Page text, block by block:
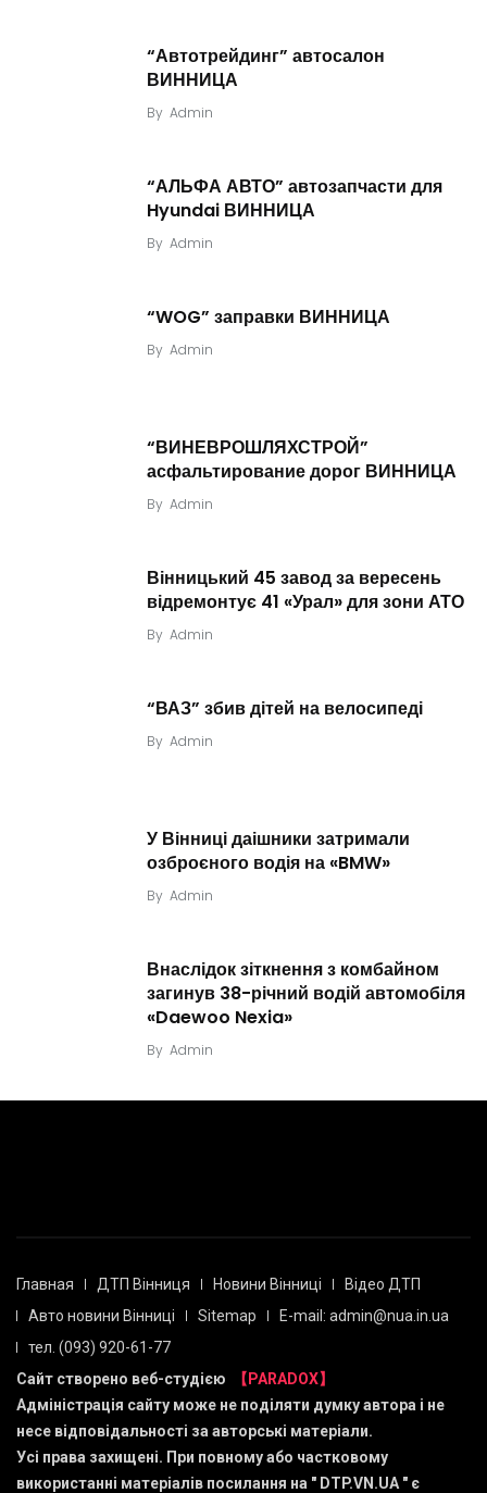
“Автотрейдинг” автосалон
ВИННИЦА
By Admin
“АЛЬФА АВТО” автозапчасти для
Hyundai ВИННИЦА
By Admin
“WOG” заправки ВИННИЦА
By Admin
“ВИНЕВРОШЛЯХСТРОЙ”
асфальтирование дорог ВИННИЦА
By Admin
Вінницький 45 завод за вересень
відремонтує 41 «Урал» для зони АТО
By Admin
“ВАЗ” збив дітей на велосипеді
By Admin
У Вінниці даішники затримали
озброєного водія на «BMW»
By Admin
Внаслідок зіткнення з комбайном
загинув 38-річний водій автомобіля
«Daewoo Nexia»
By Admin
Главная ДТП Вінниця Новини Вінниці
Відео ДТП
Авто новини Вінниці
Sitemap
E-mail: admin@nua.in.ua
тел. (093) 920-61-77
Сайт створено веб-студією
【PARADOX】
Адміністрація сайту може не поділяти думку автора і не
несе відповідальності за авторські матеріали.
Усі права захищені. При повному або частковому
використанні матеріалів посилання на " DTP.VN.UA " є